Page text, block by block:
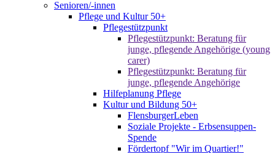
Senioren/-innen
Pflege und Kultur 50+
Pflegestützpunkt
Pflegestützpunkt: Beratung für
junge, pflegende Angehörige (young
carer)
Pflegestützpunkt: Beratung für
junge, pflegende Angehörige
Hilfeplanung Pflege
Kultur und Bildung 50+
FlensburgerLeben
Soziale Projekte - Erbsensuppen-
Spende
Fördertopf "Wir im Quartier!"